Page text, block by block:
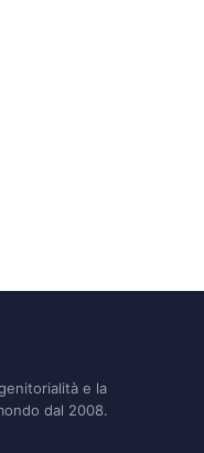
e la
dal 2008.